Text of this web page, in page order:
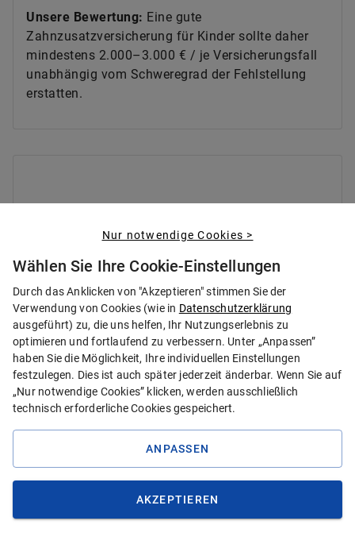
Unsere Bewertung: Eine gute
Zahnzusatzversicherung für Kinder sollte daher
mindestens 2.000–3.000 € / je Versicherungsfall
unabhängig vom Schweregrad der Fehlstellung
erstatten.
Zahnreinigungen und Co.
Regelmäßige Zahnarztbesuche,
Vorsorgeuntersuchungen und Zahnreinigungen
Nur notwendige Cookies >
Wählen Sie Ihre Cookie-Einstellungen
Durch das Anklicken von "Akzeptieren" stimmen Sie der
Verwendung von Cookies (wie in Datenschutzerklärung
ausgeführt) zu, die uns helfen, Ihr Nutzungserlebnis zu
optimieren und fortlaufend zu verbessern. Unter „Anpassen”
haben Sie die Möglichkeit, Ihre individuellen Einstellungen
festzulegen. Dies ist auch später jederzeit änderbar. Wenn Sie auf
„Nur notwendige Cookies” klicken, werden ausschließlich
technisch erforderliche Cookies gespeichert.
ANPASSEN
AKZEPTIEREN